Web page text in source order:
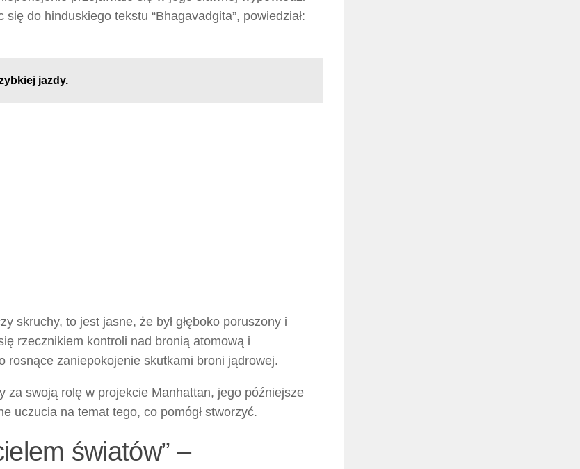
do hinduskiego tekstu “Bhagavadgita”, powiedział:
jazdy.
skruchy, to jest jasne, że był głęboko poruszony i
rzecznikiem kontroli nad bronią atomową i
rosnące zaniepokojenie skutkami broni jądrowej.
za swoją rolę w projekcie Manhattan, jego późniejsze
uczucia na temat tego, co pomógł stworzyć.
światów” –